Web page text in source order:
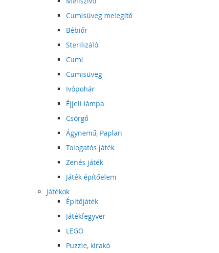
Cumisüveg melegítő
Bébiőr
Sterilizáló
Cumi
Cumisüveg
Ivópohár
Éjjeli lámpa
Csörgő
Ágynemű, Paplan
Tologatós játék
Zenés játék
Játék építőelem
Játékok
Épitőjáték
Játékfegyver
LEGO
Puzzle, kirakó